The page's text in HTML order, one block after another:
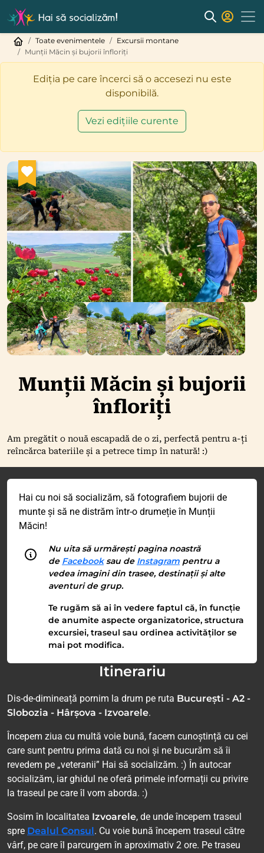
Toate evenimentele
Excursii montane
Munții Măcin și bujorii înfloriți
Ediția pe care încerci să o accesezi nu este
disponibilă.
Vezi edițiile curente
Munții Măcin și bujorii
înfloriți
Am pregătit o nouă escapadă de o zi, perfectă pentru a-ți
reîncărca bateriile și a petrece timp în natură! :)
Hai cu noi să socializăm, să fotografiem bujorii de
munte și să ne distrăm într-o drumeție în Munții
Măcin!
Nu uita să urmărești pagina noastră
de Facebooksau de Instagram pentru a
vedea imagini din trasee, destinații și alte
aventuri de grup.
Te rugăm să ai în vedere faptul că, în funcție
de anumite aspecte organizatorice, structura
excursiei, traseul sau ordinea activităților se
mai pot modifica.
Itinerariu
Dis-de-dimineață pornim la drum pe ruta București - A2 -
Slobozia - Hârșova - Izvoarele.
Începem ziua cu multă voie bună, facem cunoștință cu cei
care sunt pentru prima dată cu noi și ne bucurăm să îi
revedem pe „veteranii” Hai să socializăm. :) În autocar
socializăm, iar ghidul ne oferă primele informații cu privire
la traseul pe care îl vom aborda. :)
Sosim în localitatea Izvoarele, de unde începem traseul
spre Dealul Consul. Cu voie bună începem traseul către
vârf, pe care îl parcurgem în aproximativ 2 ore. Pe traseu